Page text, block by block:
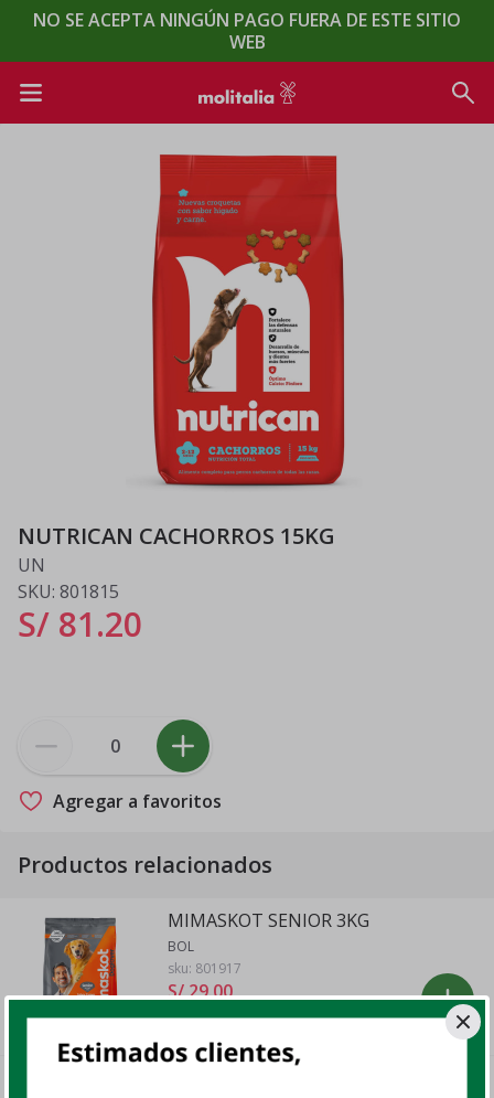
NO SE ACEPTA NINGÚN PAGO FUERA DE ESTE SITIO
WEB
NUTRICAN CACHORROS 15KG
UN
SKU: 801815
S/ 81.20
Agregar a favoritos
Productos relacionados
MIMASKOT SENIOR 3KG
BOL
sku: 801917
S/ 29.00